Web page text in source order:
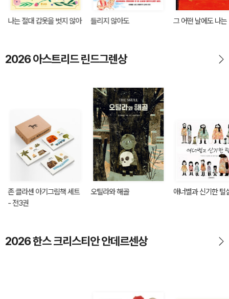
나는 절대 갑옷을 벗지 않아 들리지 않아도 그 어떤 날에도 나는
2026 아스트리드 린드그렌상
존 클라센 아기그림책 세트
- 전3권
오틸라와 해골 애너벨과 신기한 털
2026 한스 크리스티안 안데르센상